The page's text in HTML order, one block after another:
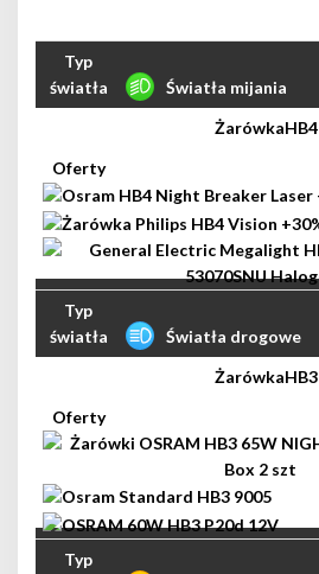
Światła mijania
HB4
Światła drogowe
HB3